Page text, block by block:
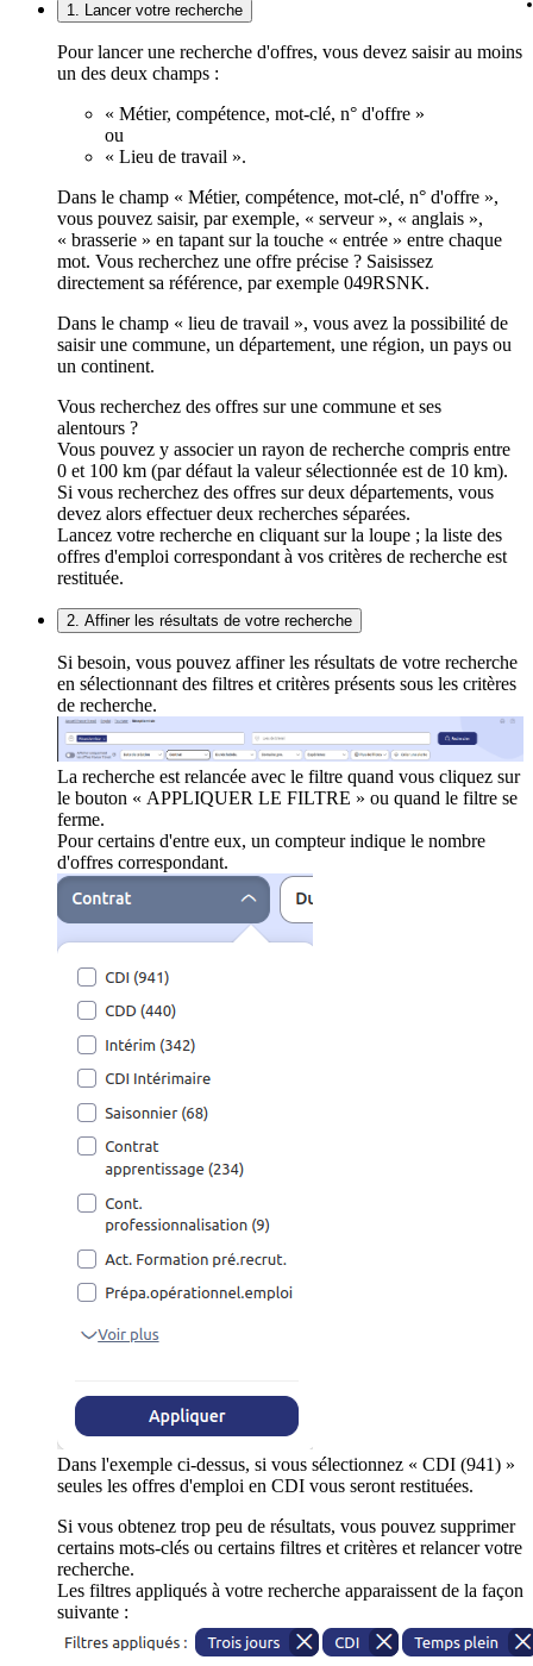
1. Lancer votre recherche
Pour lancer une recherche d'offres, vous devez saisir au moins
un des deux champs :
« Métier, compétence, mot-clé, n° d'offre »
ou
« Lieu de travail ».
Dans le champ « Métier, compétence, mot-clé, n° d'offre »,
vous pouvez saisir, par exemple, « serveur », « anglais »,
« brasserie » en tapant sur la touche « entrée » entre chaque
mot. Vous recherchez une offre précise ? Saisissez
directement sa référence, par exemple 049RSNK.
Dans le champ « lieu de travail », vous avez la possibilité de
saisir une commune, un département, une région, un pays ou
un continent.
Vous recherchez des offres sur une commune et ses
alentours ?
Vous pouvez y associer un rayon de recherche compris entre
0 et 100 km (par défaut la valeur sélectionnée est de 10 km).
Si vous recherchez des offres sur deux départements, vous
devez alors effectuer deux recherches séparées.
Lancez votre recherche en cliquant sur la loupe ; la liste des
offres d'emploi correspondant à vos critères de recherche est
restituée.
2. Affiner les résultats de votre recherche
Si besoin, vous pouvez affiner les résultats de votre recherche
en sélectionnant des filtres et critères présents sous les critères
de recherche.
La recherche est relancée avec le filtre quand vous cliquez sur
le bouton « APPLIQUER LE FILTRE » ou quand le filtre se
ferme.
Pour certains d'entre eux, un compteur indique le nombre
d'offres correspondant.
Dans l'exemple ci-dessus, si vous sélectionnez « CDI (941) »
seules les offres d'emploi en CDI vous seront restituées.
Si vous obtenez trop peu de résultats, vous pouvez supprimer
certains mots-clés ou certains filtres et critères et relancer votre
recherche.
Les filtres appliqués à votre recherche apparaissent de la façon
suivante :